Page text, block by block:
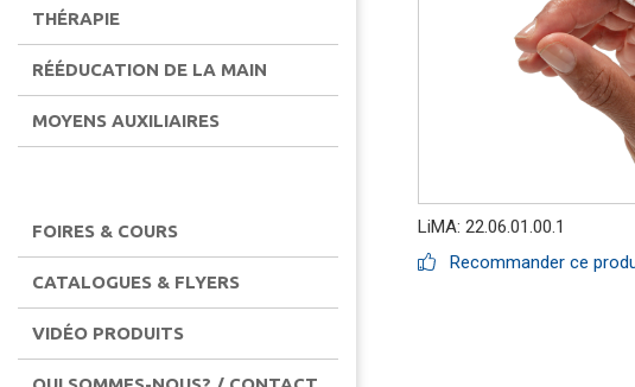
THÉRAPIE
RÉÉDUCATION DE LA MAIN
MOYENS AUXILIAIRES
FOIRES & COURS
CATALOGUES & FLYERS
VIDÉO PRODUITS
LiMA: 22.06.01.00.1
Recommander ce